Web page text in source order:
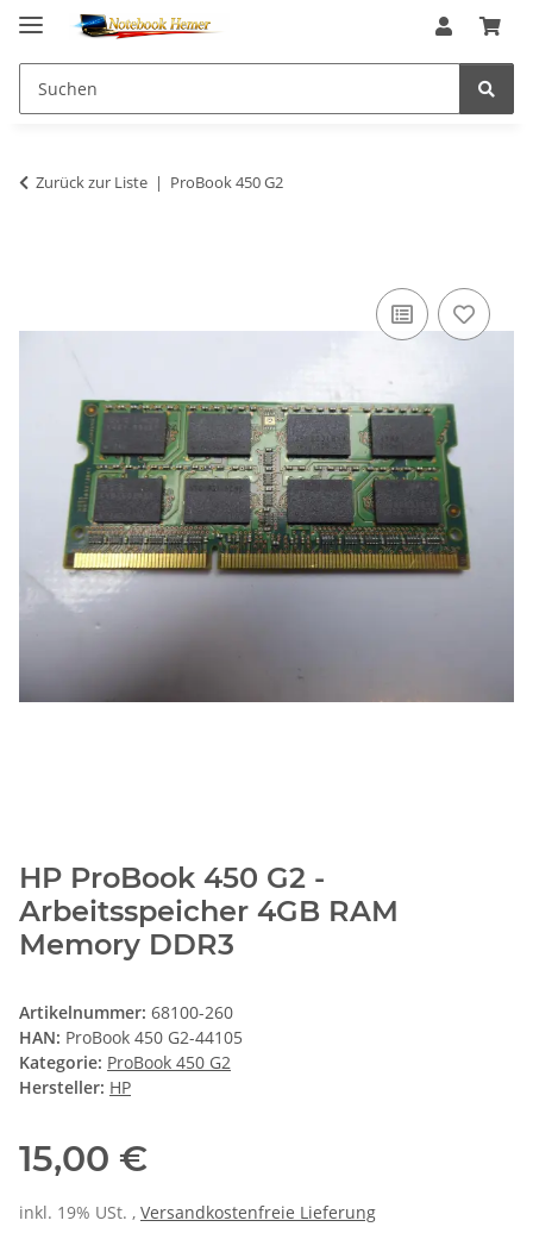
Zurück zur Liste ProBook 450 G2
HP ProBook 450 G2 -
Arbeitsspeicher 4GB RAM
Memory DDR3
Artikelnummer: 68100-260
HAN: ProBook 450 G2-44105
Kategorie: ProBook 450 G2
Hersteller: HP
15,00 €
inkl. 19% USt. , Versandkostenfreie Lieferung